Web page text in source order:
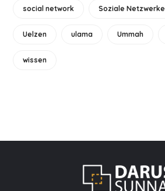
social network Soziale Netzwerke
Uelzen ulama Ummah
wissen